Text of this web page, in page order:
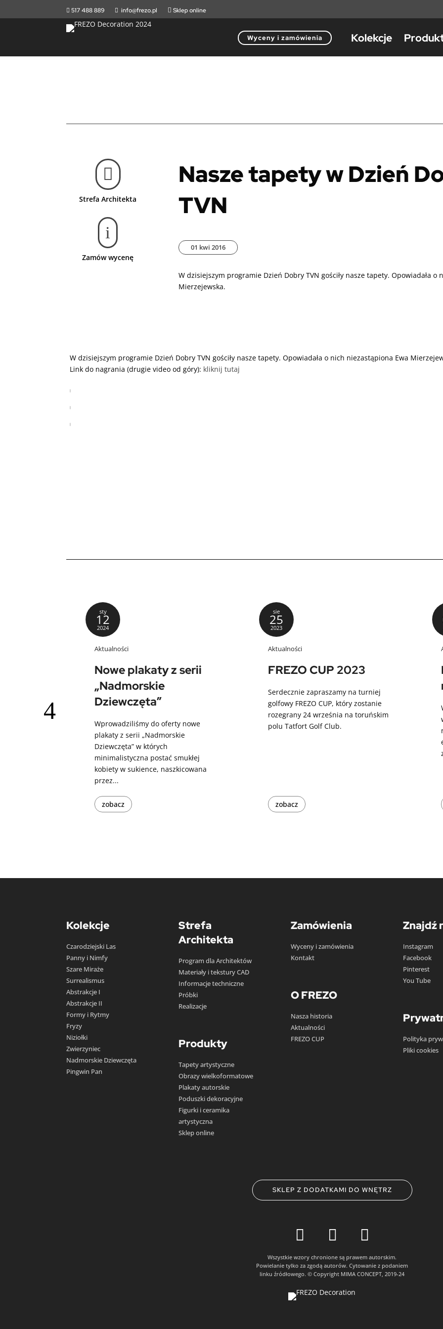
 517 488 889  info@frezo.pl Sklep online
Kolekcje
Wyceny i zamówienia

Strefa Architekta
i
Zamów wycenę
Nasze tapety w Dzień
TVN
01 kwi 2016
W dzisiejszym programie Dzień Dobry TVN gościły nasze tapety. Opowiadała o
Mierzejewska.
W dzisiejszym programie Dzień Dobry TVN gościły nasze tapety. Opowiadała o nich niezastąpiona Ewa
Link do nagrania (drugie video od góry): kliknij tutaj
sty
12
2024
Aktualności
Nowe plakaty z serii
„Nadmorskie
Dziewczęta”
Wprowadziliśmy do oferty nowe
plakaty z serii „Nadmorskie
Dziewczęta” w których
minimalistyczna postać smukłej
kobiety w sukience, naszkicowana
przez...
zobacz
sie
25
2023
Aktualności
FREZO CUP 2023
Serdecznie zapraszamy na turniej
golfowy FREZO CUP, który zostanie
rozegrany 24 września na toruńskim
polu Tatfort Golf Club.
zobacz
Kolekcje
Czarodziejski Las
Panny i Nimfy
Szare Miraże
Surrealismus
Abstrakcje I
Abstrakcje II
Formy i Rytmy
Fryzy
Niziołki
Zwierzyniec
Nadmorskie Dziewczęta
Pingwin Pan
Strefa
Architekta
Program dla Architektów
Materiały i tekstury CAD
Informacje techniczne
Próbki
Realizacje
Produkty
Tapety artystyczne
Obrazy wielkoformatowe
Plakaty autorskie
Poduszki dekoracyjne
Figurki i ceramika
artystyczna
Sklep online
Zamówienia
Wyceny i zamówienia
Kontakt
O FREZO
Nasza historia
Aktualności
FREZO CUP
Znajdź
Instagram
Facebook
Pinterest
You Tube
Polityka
Pliki cookies
SKLEP Z DODATKAMI DO WNĘTRZ
  
Wszystkie wzory chronione są prawem autorskim.
Powielanie tylko za zgodą autorów. Cytowanie z podaniem
linku źródłowego. © Copyright MIMA CONCEPT, 2019-24